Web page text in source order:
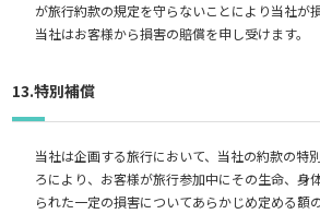
が旅行約款の規定を守らないことにより当社が
当社はお客様から損害の賠償を申し受けます。
13.特別補償
当社は企画する旅行において、当社の約款の特
ろにより、お客様が旅行参加中にその生命、身
られた一定の損害についてあらかじめ定める額